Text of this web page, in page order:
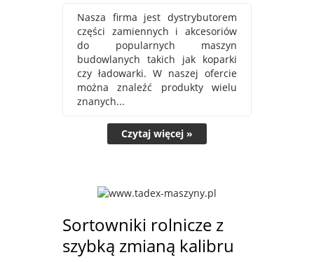
Nasza firma jest dystrybutorem
części zamiennych i akcesoriów
do popularnych maszyn
budowlanych takich jak koparki
czy ładowarki. W naszej ofercie
można znaleźć produkty wielu
znanych...
Czytaj więcej »
Sortowniki rolnicze z
szybką zmianą kalibru